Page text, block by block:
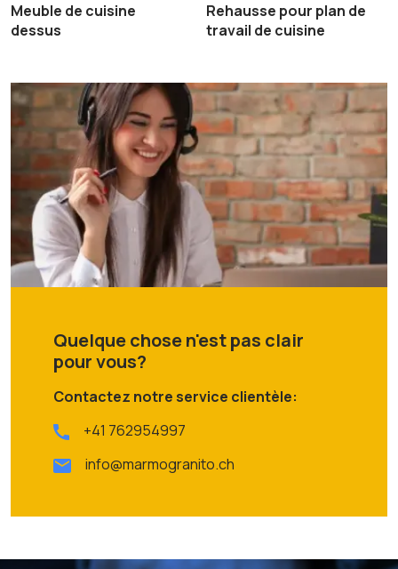
Meuble de cuisine
dessus
Rehausse pour plan de
travail de cuisine
Quelque chose n'est pas clair
pour vous?
Contactez notre service clientèle:
+41 762954997
info@marmogranito.ch